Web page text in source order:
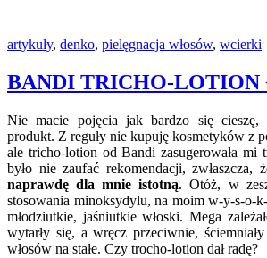
artykuły, denko, pielęgnacja włosów, wcierki
BANDI TRICHO-LOTION
Nie macie pojęcia jak bardzo się cieszę,
produkt. Z reguły nie kupuję kosmetyków z
ale tricho-lotion od Bandi zasugerowała mi
było nie zaufać rekomendacji, zwłaszcza,
naprawdę dla mnie istotną. Otóż, w
stosowania minoksydylu, na moim w-y-s-o-
młodziutkie, jaśniutkie włoski. Mega
wytarły się, a wręcz przeciwnie,
włosów na stałe. Czy trocho-lotion dał radę?